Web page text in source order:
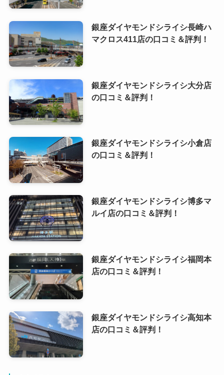
銀座ダイヤモンドシライシ長崎ハ
マクロス411店の口コミ＆評判！
銀座ダイヤモンドシライシ大分店
の口コミ＆評判！
銀座ダイヤモンドシライシ小倉店
の口コミ＆評判！
銀座ダイヤモンドシライシ博多マ
ルイ店の口コミ＆評判！
銀座ダイヤモンドシライシ福岡本
店の口コミ＆評判！
銀座ダイヤモンドシライシ高知本
店の口コミ＆評判！